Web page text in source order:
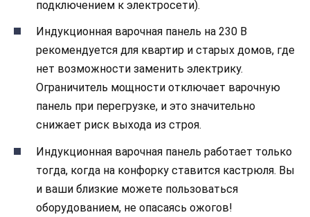
подключением к электросети).
Индукционная варочная панель на 230 В
рекомендуется для квартир и старых домов, где
нет возможности заменить электрику.
Ограничитель мощности отключает варочную
панель при перегрузке, и это значительно
снижает риск выхода из строя.
Индукционная варочная панель работает только
тогда, когда на конфорку ставится кастрюля. Вы
и ваши близкие можете пользоваться
оборудованием, не опасаясь ожогов!